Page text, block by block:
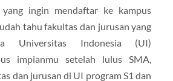
yang ingin mendaftar ke kampus
tahu fakultas dan jurusan yang
Universitas Indonesia (UI)
impianmu setelah lulus SMA,
dan jurusan di UI program S1 dan